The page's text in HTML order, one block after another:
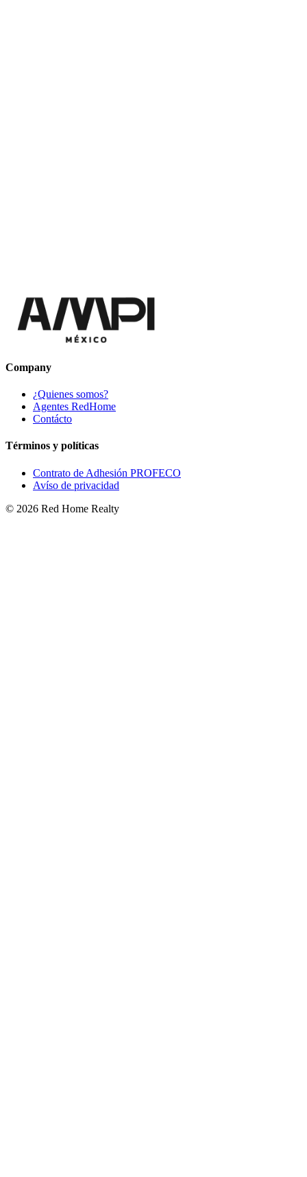
Company
¿Quienes somos?
Agentes RedHome
Contácto
Términos y políticas
Contrato de Adhesión PROFECO
Avíso de privacidad
© 2026 Red Home Realty